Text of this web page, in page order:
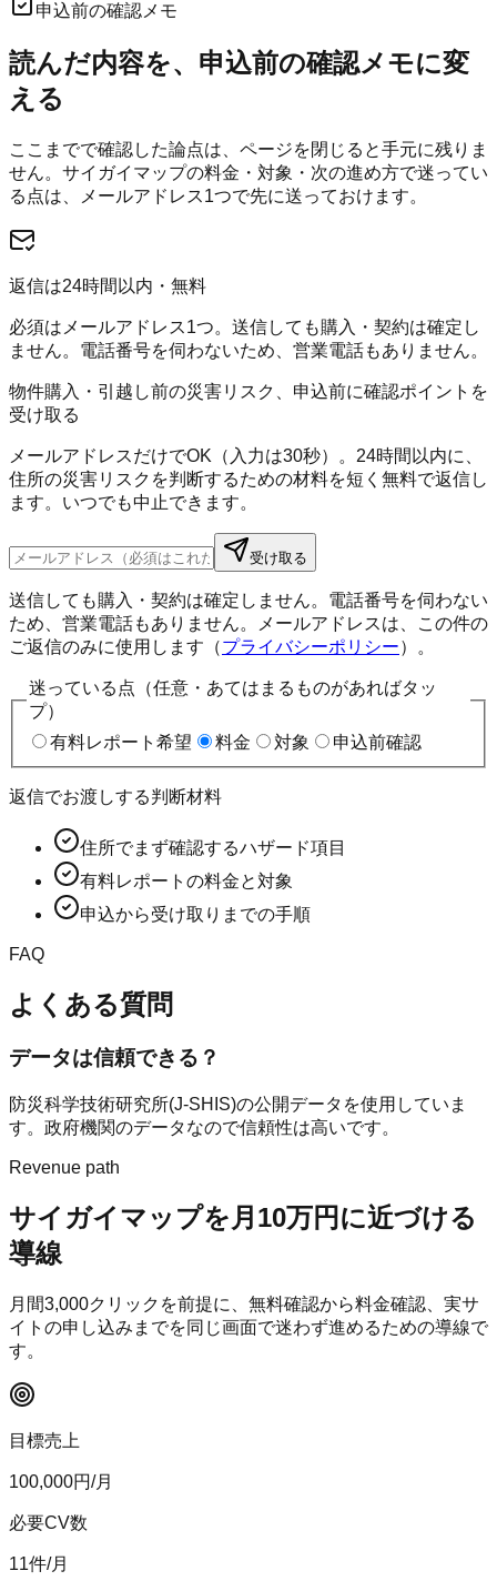
申込前の確認メモ
読んだ内容を、申込前の確認メモに変
える
ここまでで確認した論点は、ページを閉じると手元に残りま
せん。 サイガイマップの料金・対象・次の進め方で迷ってい
る点は、メールアドレス1つで先に送っておけます。
返信は24時間以内・無料
必須はメールアドレス1つ。送信しても購入・契約は確定し
ません。電話番号を伺わないため、営業電話もありません。
物件購入・引越し前の災害リスク、申込前に確認ポイントを
受け取る
メールアドレスだけでOK（入力は30秒）。24時間以内に、
住所の災害リスクを判断するための材料を短く無料で返信し
ます。いつでも中止できます。
受け取る
送信しても購入・契約は確定しません。電話番号を伺わない
ため、営業電話もありません。メールアドレスは、この件の
ご返信のみに使用します（プライバシーポリシー）。
迷っている点（任意・あてはまるものがあればタッ
プ）
有料レポート希望
料金 対象 申込前確認
返信でお渡しする判断材料
住所でまず確認するハザード項目
有料レポートの料金と対象
申込から受け取りまでの手順
FAQ
よくある質問
データは信頼できる？
防災科学技術研究所(J-SHIS)の公開データを使用していま
す。政府機関のデータなので信頼性は高いです。
Revenue path
サイガイマップを月10万円に近づける
導線
月間3,000クリックを前提に、無料確認から料金確認、実サ
イトの申し込みまでを同じ画面で迷わず進めるための導線で
す。
目標売上
100,000円/月
必要CV数
11件/月